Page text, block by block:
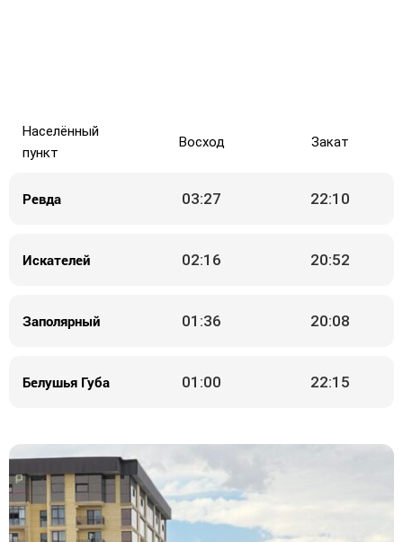
Населённый
пункт
Восход Закат
Ревда 03:27 22:10
Искателей 02:16 20:52
Заполярный 01:36 20:08
Белушья Губа 01:00 22:15